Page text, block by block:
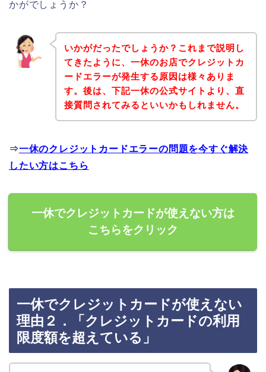
かがでしょうか？
いかがだったでしょうか？これまで説明し
てきたように、一休のお店でクレジットカ
ードエラーが発生する原因は様々ありま
す。後は、下記一休の公式サイトより、直
接質問されてみるといいかもしれません。
⇒一休のクレジットカードエラーの問題を今すぐ解決
したい方はこちら
一休でクレジットカードが使えない方は
こちらをクリック
一休でクレジットカードが使えない
理由２．「クレジットカードの利用
限度額を超えている」